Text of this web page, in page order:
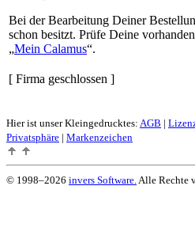
Bei der Bearbeitung Deiner
schon besitzt. Prüfe Deine
Mein Calamus .
[ Firma geschlossen ]
Hier ist unser Kleingedrucktes: AGB |
Privatsphäre | Markenzeichen
© 1998–2026 invers Software. Alle Rechte